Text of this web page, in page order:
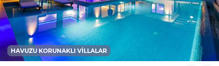
İç Havuz Isıtması
HAVUZU KORUNAKLI VILLALAR